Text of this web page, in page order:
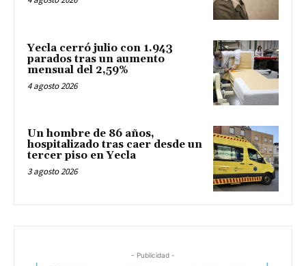
Yecla cerró julio con 1.943
parados tras un aumento
mensual del 2,59%
4 agosto 2026
Un hombre de 86 años,
hospitalizado tras caer desde un
tercer piso en Yecla
3 agosto 2026
- Publicidad -